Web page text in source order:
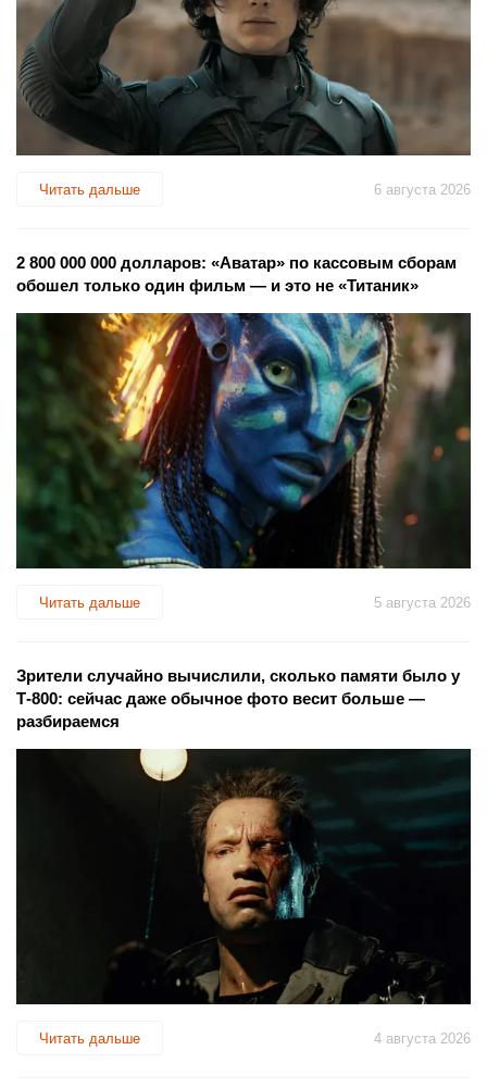
Читать дальше 6 августа 2026
2 800 000 000 долларов: «Аватар» по кассовым сборам
обошел только один фильм — и это не «Титаник»
Читать дальше 5 августа 2026
Зрители случайно вычислили, сколько памяти было у
Т-800: сейчас даже обычное фото весит больше —
разбираемся
Читать дальше 4 августа 2026